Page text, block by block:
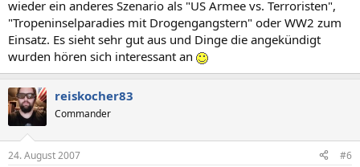
wieder ein anderes Szenario als "US Armee vs. Terroristen",
"Tropeninselparadies mit Drogengangstern" oder WW2 zum
Einsatz. Es sieht sehr gut aus und Dinge die angekündigt
wurden hören sich interessant an
reiskocher83
Commander
24. August 2007 #6